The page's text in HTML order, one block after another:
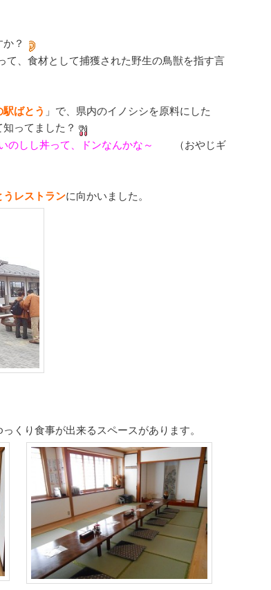
？
て、食材として捕獲された野生の鳥獣を指す言
ばとう 」で、県内のイノシシを原料にした
ってました？
のしし丼って、ドンなんかな～
（おやじギ
レストランに向かいました。
くり食事が出来るスペースがあります。